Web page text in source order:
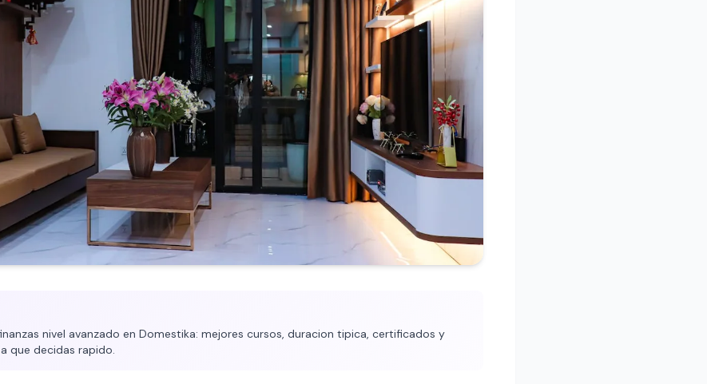
nivel avanzado en Domestika: mejores cursos, duracion tipica, certificados y
que decidas rapido.